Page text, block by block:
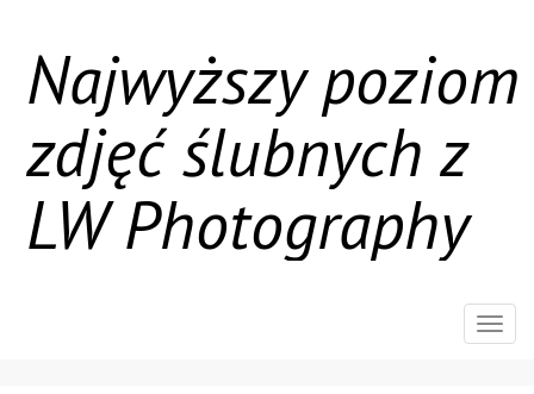
Najwyższy poziom
zdjęć ślubnych z
LW Photography